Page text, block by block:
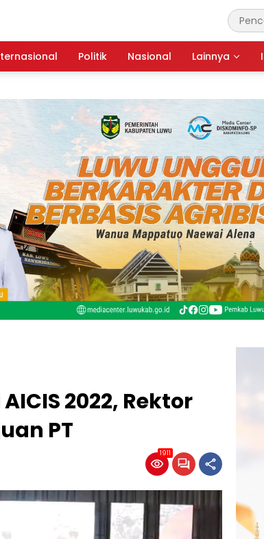
Politik Nasional Lainnya
2022, Rektor
PT
1911